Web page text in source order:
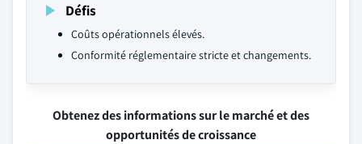
Défis
Coûts opérationnels élevés.
Conformité réglementaire stricte et changements.
Obtenez des informations sur le marché et des
opportunités de croissance